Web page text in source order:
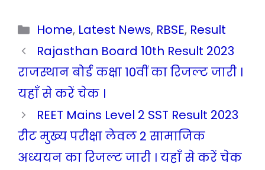
Categories
Home, Latest News, RBSE, Result
Rajasthan Board 10th Result 2023
राजस्थान बोर्ड कक्षा 10वीं का रिजल्ट जारी ।
यहाँ से करें चेक ।
REET Mains Level 2 SST Result 2023
रीट मुख्य परीक्षा लेवल 2 सामाजिक
अध्ययन का रिजल्ट जारी । यहाँ से करें चेक